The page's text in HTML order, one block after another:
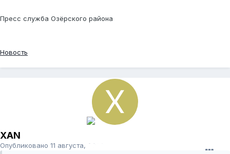
Пресс служба Озёрского района
Новость
XAN
Опубликовано 11 августа, 2009